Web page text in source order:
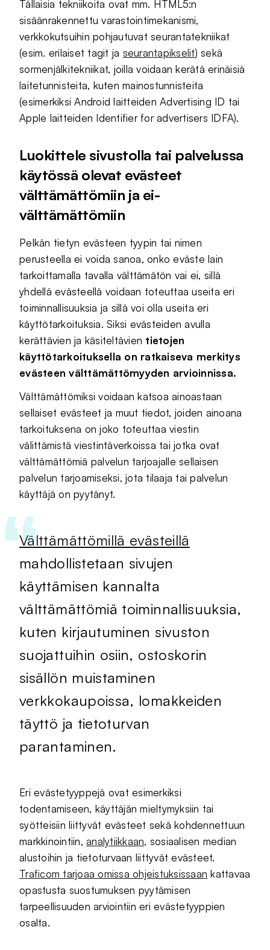
Tällaisia tekniikoita ovat mm. HTML5:n
sisäänrakennettu varastointimekanismi,
verkkokutsuihin pohjautuvat seurantatekniikat
(esim. erilaiset tagit ja seurantapikselit) sekä
sormenjälkitekniikat, joilla voidaan kerätä erinäisiä
laitetunnisteita, kuten mainostunnisteita
(esimerkiksi Android laitteiden Advertising ID tai
Apple laitteiden Identifier for advertisers IDFA).
Luokittele sivustolla tai palvelussa
käytössä olevat evästeet
välttämättömiin ja ei-
välttämättömiin
Pelkän tietyn evästeen tyypin tai nimen
perusteella ei voida sanoa, onko eväste lain
tarkoittamalla tavalla välttämätön vai ei, sillä
yhdellä evästeellä voidaan toteuttaa useita eri
toiminnallisuuksia ja sillä voi olla useita eri
käyttötarkoituksia. Siksi evästeiden avulla
kerättävien ja käsiteltävien tietojen
käyttötarkoituksella on ratkaiseva merkitys
evästeen välttämättömyyden arvioinnissa.
Välttämättömiksi voidaan katsoa ainoastaan
sellaiset evästeet ja muut tiedot, joiden ainoana
tarkoituksena on joko toteuttaa viestin
välittämistä viestintäverkoissa tai jotka ovat
välttämättömiä palvelun tarjoajalle sellaisen
palvelun tarjoamiseksi, jota tilaaja tai palvelun
käyttäjä on pyytänyt.
Välttämättömillä evästeillä
mahdollistetaan sivujen
käyttämisen kannalta
välttämättömiä toiminnallisuuksia,
kuten kirjautuminen sivuston
suojattuihin osiin, ostoskorin
sisällön muistaminen
verkkokaupoissa, lomakkeiden
täyttö ja tietoturvan
parantaminen.
Eri evästetyyppejä ovat esimerkiksi
todentamiseen, käyttäjän mieltymyksiin tai
syötteisiin liittyvät evästeet sekä kohdennettuun
markkinointiin,analytiikkaan, sosiaalisen median
alustoihin ja tietoturvaan liittyvät evästeet.
Traficom tarjoaa omissa ohjeistuksissaan kattavaa
opastusta suostumuksen pyytämisen
tarpeellisuuden arviointiin eri evästetyyppien
osalta.